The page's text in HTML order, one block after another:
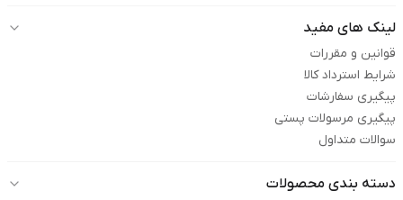
لینک های مفید
قوانین و مقررات
شرایط استرداد کالا
پیگیری سفارشات
پیگیری مرسولات پستی
سوالات متداول
دسته بندی محصولات